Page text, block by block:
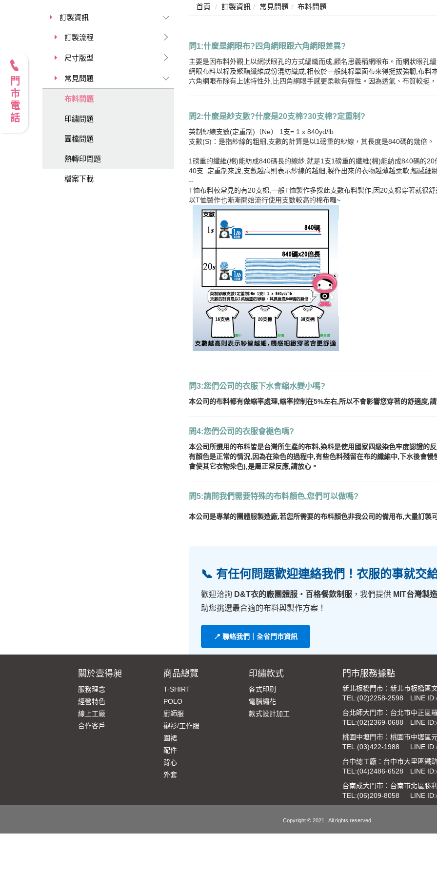
訂製資訊
訂製流程
尺寸版型
常見問題
布料問題
印繡問題
圖檔問題
熱轉印問題
檔案下載
首頁 訂製資訊 常見問題 布料問題
問1:什麼是網眼布?四角網眼跟六角網眼差異?
主要是因布料外觀上以網狀眼孔的方式編織而成,顧名思義稱網眼布。而網狀眼孔
網眼布料以棉及聚酯纖維成份混紡織成,相較於一般純棉單面布來得挺拔強韌,布料
六角網眼布除有上述特性外,比四角網眼手感更柔軟有彈性。因為透氣、布質較挺
問2:什麼是紗支數?什麼是20支棉?30支棉?定重制?
英制紗線支數(定重制)（Ne） 1支= 1 x 840yd/lb
支數(S)：是指紗線的粗細,支數的計算是以1磅重的紗線，其長度是840碼的幾倍。
1磅重的纖維(棉)能紡成840碼長的線紗,就是1支1磅重的纖維(棉)能紡成840碼的
40支 .定重制來說,支數越高則表示紗線的越細,製作出來的衣物越薄越柔軟,觸感細
--
T恤布料較常見的有20支棉,一般T恤製作多採此支數布料製作,因20支棉穿著就很
以T恤製作也漸漸開始流行使用支數較高的棉布囉~
問3:您們公司的衣服下水會縮水變小嗎?
本公司的布料都有做縮率處理,縮率控制在5%左右,所以不會影響您穿著的舒適度,
問4:您們公司的衣服會褪色嗎?
本公司所選用的布料皆是台灣所生產的布料,染料是使用國家四級染色牢度認證的
有顏色是正常的情況,因為在染色的過程中,有些色料殘留在布的纖維中,下水後會
會使其它衣物染色),是屬正常反應,請放心。
問5:請問我們需要特殊的布料顏色,您們可以做嗎?
本公司是專業的團體服製造廠,若您所需要的布料顏色非我公司的備用布,大量訂製
📞 有任何問題歡迎連絡我們！衣服的事就交
歡迎洽詢 D&T衣的廠團體服・百格餐飲制服 ，我們提供 MIT台灣製
助您挑選最合適的布料與製作方案！
📍 聯絡我們｜全省門市資訊
關於壹得昶
服務理念
經營特色
線上工廠
合作客戶
商品總覽
T-SHIRT
POLO
廚師服
襯衫/工作服
圍裙
配件
背心
外套
印繡款式
各式印刷
電腦繡花
款式設計加工
門市服務據點
新北板橋門市：新北市板橋區
TEL:(02)2258-2598
LINE
台北師大門市：台北市中正區
TEL:(02)2369-0688
LINE
桃園中壢門市：桃園市中壢區
TEL:(03)422-1988
LINE
台中總工廠：台中市大里區鐵
TEL:(04)2486-6528
LINE
台南成大門市：台南市北區勝
TEL:(06)209-8058 LINE
Copyright © 2021 . All rights reserved.
門市電話